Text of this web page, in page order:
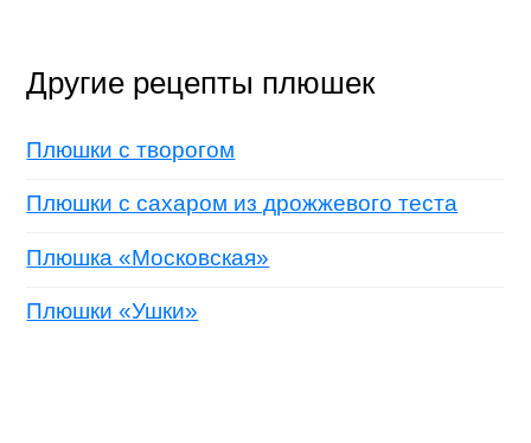
Другие рецепты плюшек
Плюшки с творогом
Плюшки с сахаром из дрожжевого теста
Плюшка «Московская»
Плюшки «Ушки»